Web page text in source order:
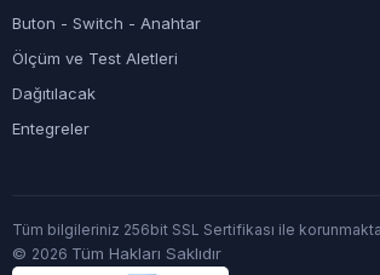
Buton - Switch - Anahtar
Ölçüm ve Test Aletleri
Dağıtılacak
Entegreler
Tüm bilgileriniz 256bit SSL Sertifikası ile
© 2026 Tüm Hakları Saklıdır